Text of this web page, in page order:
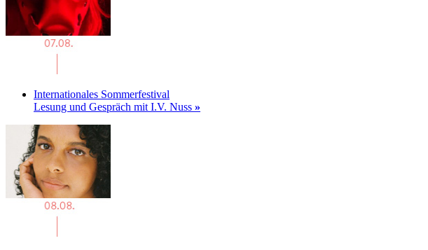
Internationales Sommerfestival
Lesung und Gespräch mit I.V. Nuss »